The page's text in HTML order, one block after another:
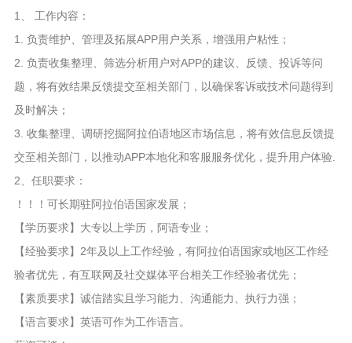
1、 工作内容：
1. 负责维护、管理及拓展APP用户关系，增强用户粘性；
2. 负责收集整理、筛选分析用户对APP的建议、反馈、投诉等问
题，将有效结果反馈提交至相关部门，以确保客诉或技术问题得到
及时解决；
3. 收集整理、调研挖掘阿拉伯语地区市场信息，将有效信息反馈提
交至相关部门，以推动APP本地化和客服服务优化，提升用户体验.
2、任职要求：
！！！可长期驻阿拉伯语国家发展；
【学历要求】大专以上学历，阿语专业；
【经验要求】2年及以上工作经验，有阿拉伯语国家或地区工作经
验者优先，有互联网及社交媒体平台相关工作经验者优先；
【素质要求】诚信踏实且学习能力、沟通能力、执行力强；
【语言要求】英语可作为工作语言。